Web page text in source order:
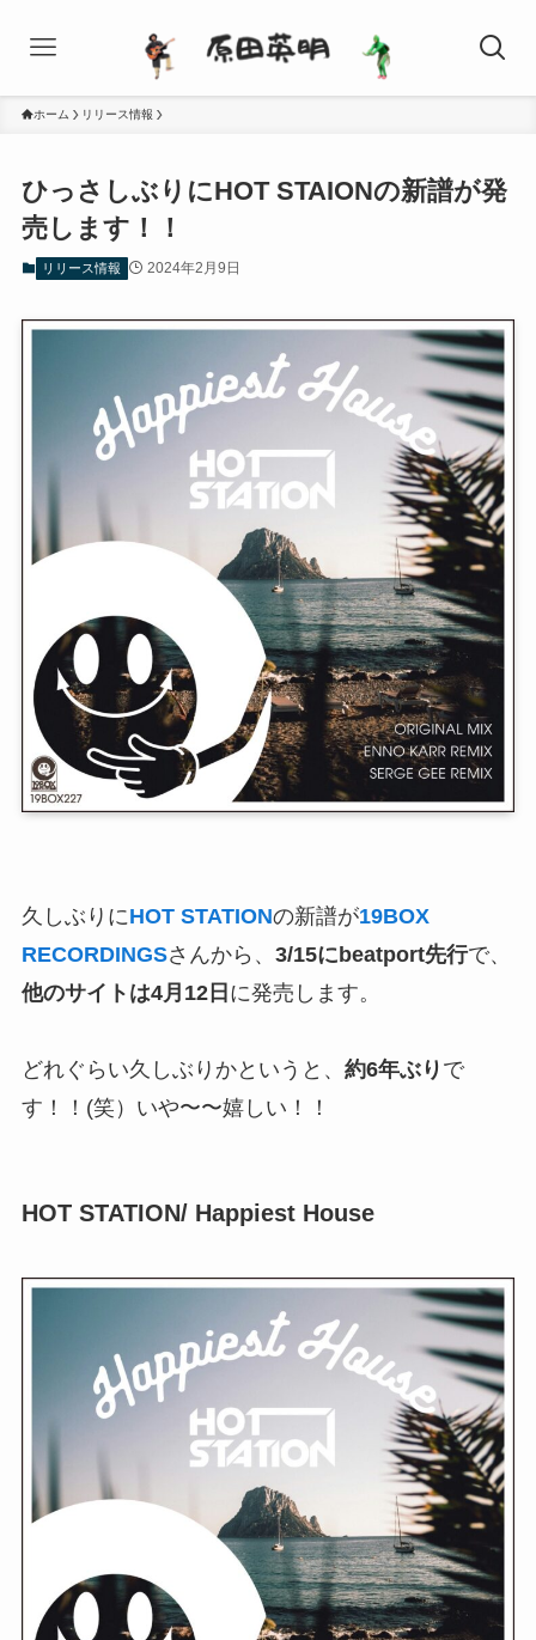
ホーム リリース情報
ひっさしぶりにHOT STAIONの新譜が発
売します！！
リリース情報 2024年2月9日
久しぶりにHOT STATIONの新譜が19BOX
RECORDINGSさんから、 3/15にbeatport先行で、
他のサイトは4月12日 に発売します。
どれぐらい久しぶりかというと、 約6年ぶり で
す！！(笑）いや〜〜嬉しい！！
HOT STATION/ Happiest House